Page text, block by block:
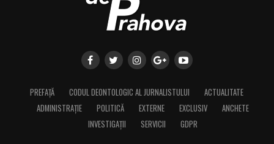
PREFAȚĂ CODUL DEONTOLOGIC AL JURNALISTULUI
ACTUALITATE
ADMINISTRAȚIE
POLITICĂ EXTERNE EXCLUSIV
ANCHETE
INVESTIGAȚII
SERVICII GDPR